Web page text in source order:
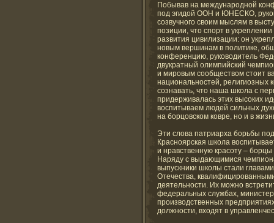
Побывав на международной
под эгидой ООН и ЮНЕСКО,
созвучного своим мыслям в
позиции, что спорт в
развития цивилизации: он
новым вершинам в политике,
конференцию, руководитель
двукратный олимпийский
и мировым сообществом стоит
национальностей, религиозных
сознавать, что наша школа с
придерживалась этих высоких
воспитываем людей сильных
на борцовском ковре, но и в
Эти слова патриарха борьбы
Красноярская школа
и нравственную красоту –
Наряду с выдающимися
выпускники школы стали
Отечества,
деятельности. Их можно
федеральных службах,
производственных
должности, входят в